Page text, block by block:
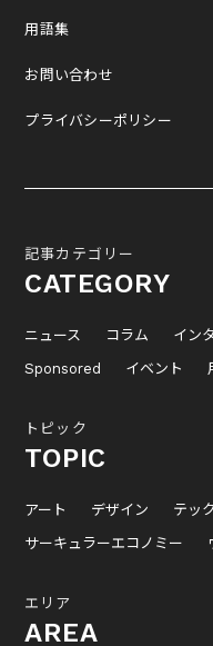
用語集
お問い合わせ
プライバシーポリシー
記事カテゴリー
CATEGORY
ニュース コラム イン
Sponsored
イベント
トピック
TOPIC
アート デザイン テッ
サーキュラーエコノミー
エリア
AREA